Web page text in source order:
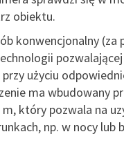
obiektu.
konwencjonalny (za
pozwalającej
użyciu
ma wbudowany
który pozwala na
np. w nocy lub